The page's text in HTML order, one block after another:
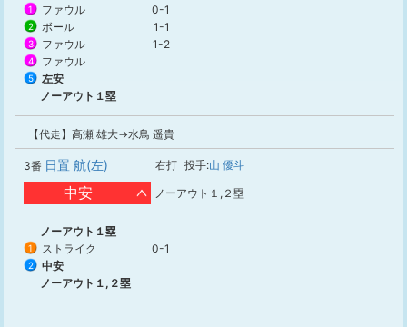
1 ファウル 0-1
2 ボール 1-1
3 ファウル 1-2
4 ファウル
5
左安
ノーアウト１塁
【代走】高瀬 雄大→水鳥 遥貴
3番 日置 航(左) 右打 投手:山 優斗
中安 ノーアウト１,２塁
ノーアウト１塁
1 ストライク 0-1
2
中安
ノーアウト１,２塁